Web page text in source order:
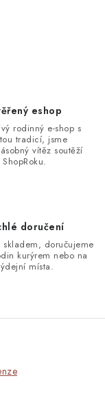
eshop
rodinný e-shop s
tradicí, jsme
vítěz soutěží
ShopRoku.
doručení
skladem, doručujeme
kurýrem nebo na
místa.